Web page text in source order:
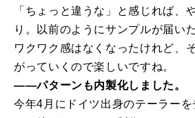
「ちょっと違うな」と感じれば、
り。以前のようにサンプルが届い
ワクワク感はなくなったけれど、
がっていくので楽しいですね。
――パターンも内製化しました。
今年4月にドイツ出身のテーラー